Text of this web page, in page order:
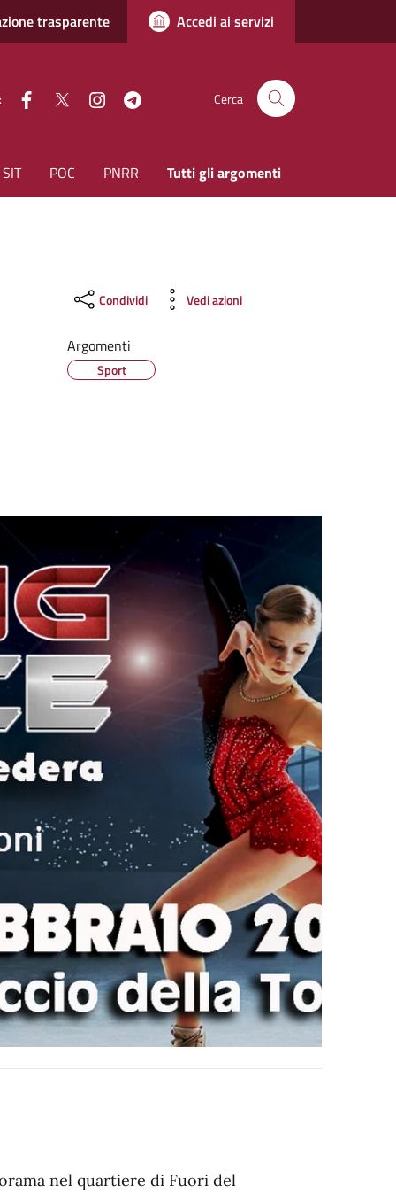
trasparente Accedi ai servizi
facebook
Twitter instagram Cerca
SIT POC PNRR Tutti gli argomenti
Condividi Vedi azioni
Argomenti
Sport
nel quartiere di Fuori del